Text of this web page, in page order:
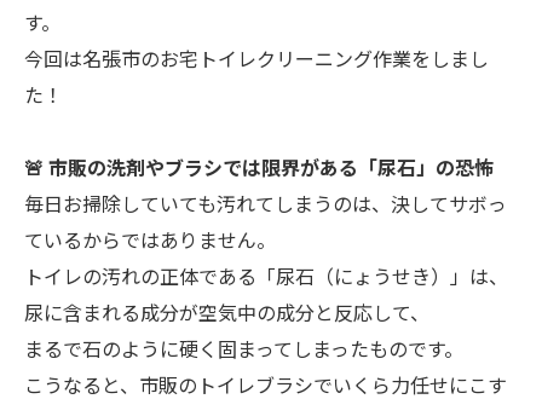
す。
今回は名張市のお宅トイレクリーニング作業をしまし
た！
🚨 市販の洗剤やブラシでは限界がある「尿石」の恐怖
毎日お掃除していても汚れてしまうのは、決してサボっ
ているからではありません。
トイレの汚れの正体である「尿石（にょうせき）」は、
尿に含まれる成分が空気中の成分と反応して、
まるで石のように硬く固まってしまったものです。
こうなると、市販のトイレブラシでいくら力任せにこす